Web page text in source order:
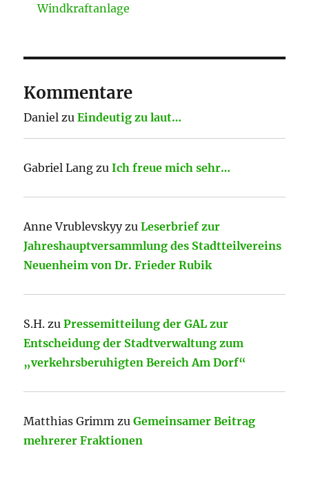
Windkraftanlage
Kommentare
Daniel zuEindeutig zu laut…
Gabriel Lang zuIch freue mich sehr…
Anne VrublevskyyzuLeserbrief zur
Jahreshauptversammlung des Stadtteilvereins
Neuenheim von Dr. Frieder Rubik
S.H. zuPressemitteilung der GAL zur
Entscheidung der Stadtverwaltung zum
„verkehrsberuhigten Bereich Am Dorf“
Matthias Grimm zuGemeinsamer Beitrag
mehrerer Fraktionen